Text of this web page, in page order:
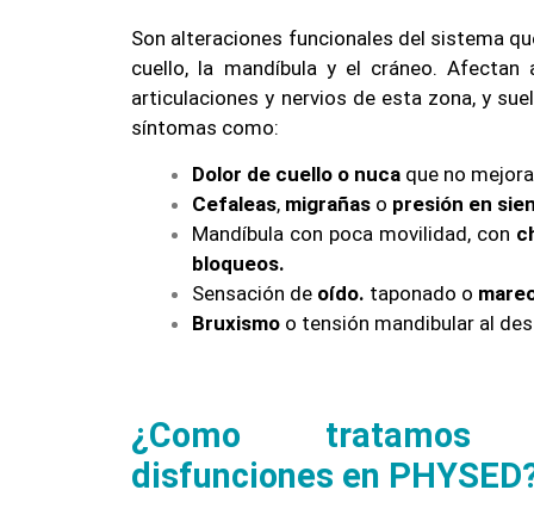
Son alteraciones funcionales del sistema
cuello, la mandíbula y el cráneo. Afectan
articulaciones y nervios de esta zona, y
síntomas como:
Dolor de cuello o nuca que no
Cefaleas, migrañas o presión en
Mandíbula con poca movilidad, con
bloqueos.
Sensación de oído. taponado o
Bruxismo o tensión mandibular al
¿Como tratamos
disfunciones en